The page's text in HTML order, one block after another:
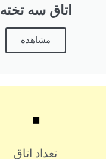
اتاق سه تخته
مشاهده
تعداد اتاق
۰